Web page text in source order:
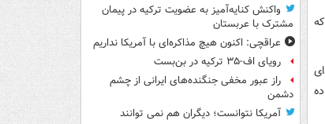
واکنش کنایه‌آمیز به عضویت ترکیه در پیمان
مشترک با عربستان
عراقچی: اکنون هیچ مذاکره‌ای با آمریکا نداریم
رویای اف-۳۵ ترکیه در بن‌بست
راز عبور مخفی جنگنده‌های ایرانی از چشم
دشمن
آمریکا نتوانست؛ دیگران هم نمی توانند